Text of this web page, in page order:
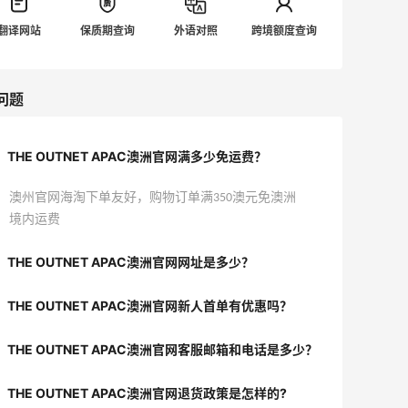
译网站 保质期查询 外语对照 跨境额度查询
题
THE OUTNET APAC澳洲官网满多少免运费？
澳州官网海淘下单友好，购物订单满350澳元免澳洲
境内运费
THE OUTNET APAC澳洲官网网址是多少？
THE OUTNET APAC澳洲官网新人首单有优惠吗？
THE OUTNET APAC澳洲官网客服邮箱和电话是多少？
THE OUTNET APAC澳洲官网退货政策是怎样的?